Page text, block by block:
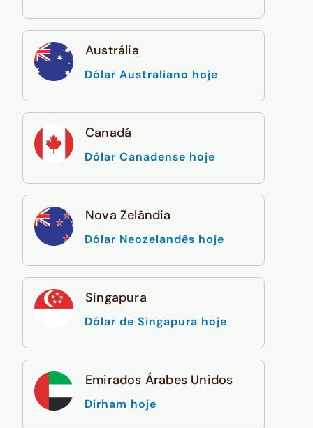
Austrália
Dólar Australiano hoje
Canadá
Dólar Canadense hoje
Nova Zelândia
Dólar Neozelandês hoje
Singapura
Dólar de Singapura hoje
Emirados Árabes Unidos
Dirham hoje